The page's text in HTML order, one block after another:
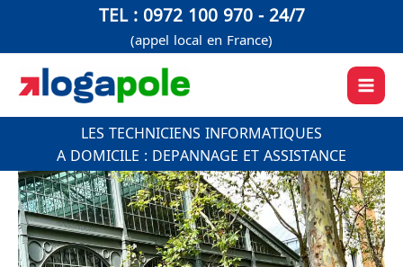
contenu
TEL : 0972 100 970 - 24/7
(appel local en France)
LES TECHNICIENS INFORMATIQUES
A DOMICILE : DEPANNAGE ET ASSISTANCE